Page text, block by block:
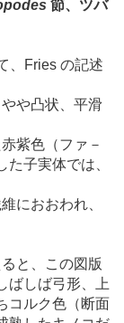
節、ツバ
、Fries の記述
や凸状、平滑
紫色（ファ－
子実体では、
におおわれ、
と、この図版
ばしば弓形、上
コルク色（断面